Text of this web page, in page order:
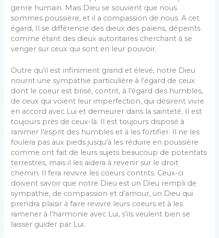
genre humain. Mais Dieu se souvient que nous
sommes poussière, et il a compassion de nous. A cet
égard, Il se différencie des dieux des païens, dépeints
comme étant des dieux autoritaires cherchant à se
venger sur ceux qui sont en leur pouvoir.
Outre qu’il est infiniment grand et élevé, notre Dieu
nourrit une sympathie particulière à l’égard de ceux
dont le coeur est brisé, contrit, à l’égard des humbles,
de ceux qui voient leur im­perfection, qui désirent vivre
en accord avec Lui et demeurer dans la sainteté. Il est
toujours près de ceux-là. Il est toujours disposé à
ranimer l’es­prit des humbles et à les fortifier. Il ne les
foulera pas aux pieds jusqu’à les réduire en poussière
comme ont fait de leurs sujets beaucoup de poten­tats
terrestres, mais il les aidera à revenir sur le droit
chemin; Il fera revivre les coeurs contrits. Ceux-ci
doivent savoir que notre Dieu est un Dieu rempli de
sympathie, de compassion et d’amour, un Dieu qui
prendra plaisir à faire revivre leurs coeurs et à les
ramener à l’harmonie avec Lui, s’ils veulent bien se
laisser guider par Lui.